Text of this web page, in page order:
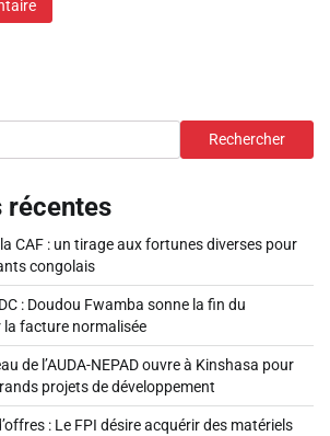
Rechercher
récentes
CAF : un tirage aux fortunes diverses pour
congolais
: Doudou Fwamba sonne la fin du
facture normalisée
de l’AUDA-NEPAD ouvre à Kinshasa pour
projets de développement
: Le FPI désire acquérir des matériels